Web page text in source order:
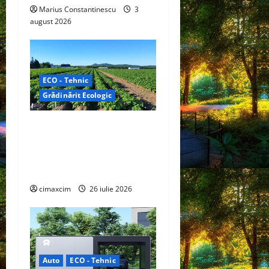
nMarius Constantinescu
3
august 2026
ECO - Tehnic
Grădinărit Ecologic
cimaxcim 26 iulie 2026
Auto ECO - Tehnic